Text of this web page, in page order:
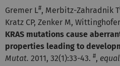
Gremer L#, Merbitz-Zahradnik T
Kratz CP, Zenker M,
KRAS mutations cause
properties leading to
Mutat. 2011, 32(1):33-43. #,